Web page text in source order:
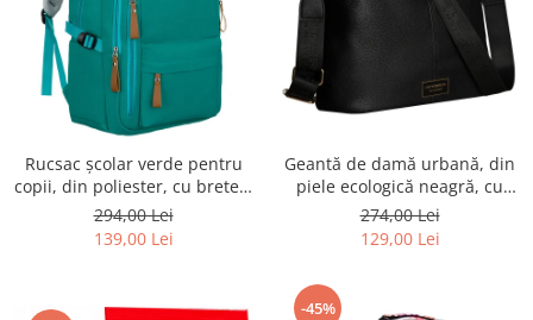
Rucsac școlar verde pentru
copii, din poliester, cu bretele
reglabile - Peterson PTR-PTN
BHX-01-9259 Gree
294,00 Lei
139,00 Lei
Geantă de damă urbană, din
piele ecologică neagră, cu
curea reglabilă - Peterson
PTR-PTN JK6-06-6642
274,00 Lei
129,00 Lei
-45%